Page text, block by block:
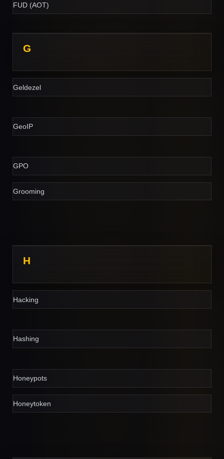
FUD (AOT)
G
Geldezel
GeoIP
GPO
Grooming
H
Hacking
Hashing
Honeypots
Honeytoken